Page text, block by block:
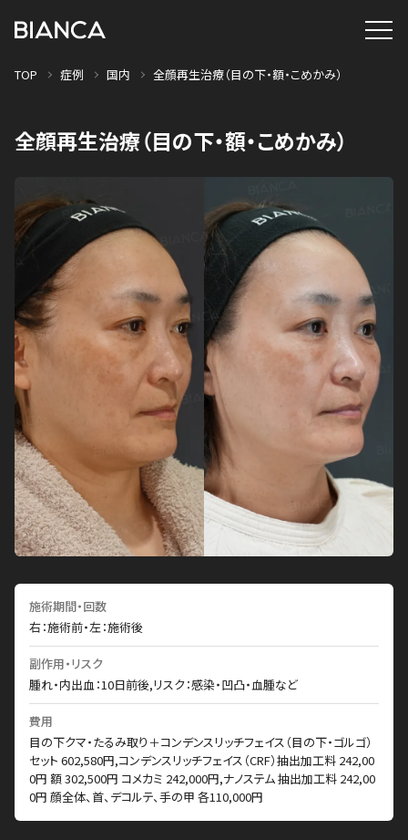
TOP 症例 国内 全顔再生治療（目の下・額・こめかみ）
全顔再生治療（目の下・額・こめかみ）
施術期間・回数
右：施術前・左：施術後
副作用・リスク
腫れ・内出血：10日前後,リスク：感染・凹凸・血腫など
費用
目の下クマ・たるみ取り＋コンデンスリッチフェイス（目の下・ゴルゴ）
セット 602,580円,コンデンスリッチフェイス（CRF）抽出加工料 242,00
0円 額 302,500円 コメカミ 242,000円,ナノステム 抽出加工料 242,00
0円 顔全体、首、デコルテ、手の甲 各110,000円